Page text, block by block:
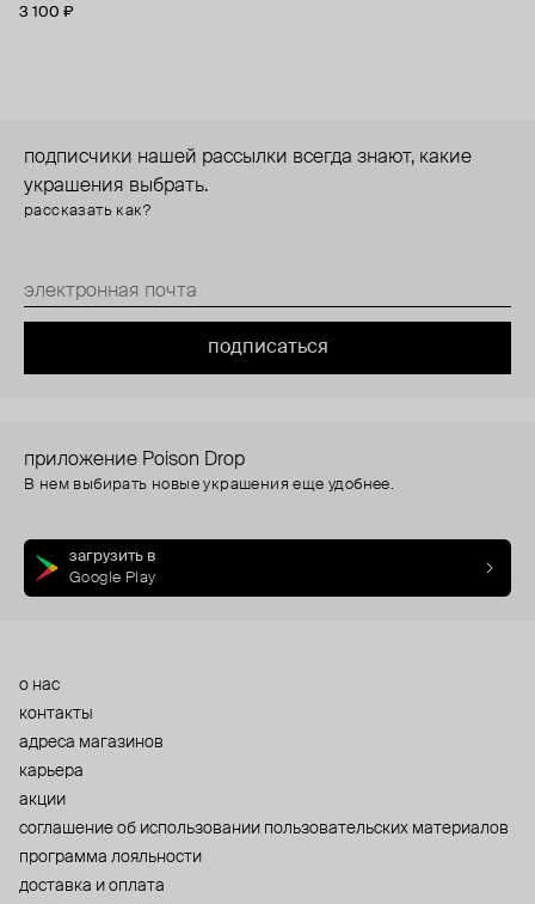
3 100 ₽
подписчики нашей рассылки всегда знают, какие
украшения выбрать.
рассказать как?
подписаться
приложение Poison Drop
В нем выбирать новые украшения еще удобнее.
загрузить в
Google Play
о нас
контакты
адреса магазинов
карьера
акции
cоглашение об использовании пользовательских материалов
программа лояльности
доставка и оплата